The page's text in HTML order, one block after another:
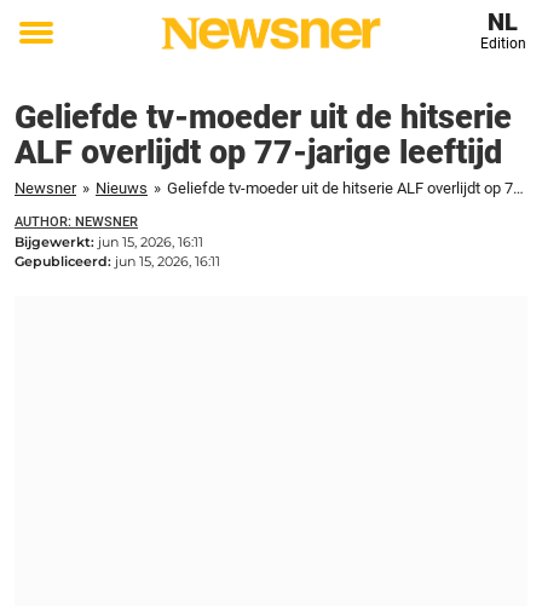
Toggle
NL
Edition
Geliefde tv-moeder uit de hitserie
ALF overlijdt op 77-jarige leeftijd
Newsner » Nieuws » Geliefde tv-moeder uit de hitserie ALF overlijdt op 77-jarige leeftijd
AUTHOR: NEWSNER
Bijgewerkt: jun 15, 2026, 16:11
Gepubliceerd: jun 15, 2026, 16:11